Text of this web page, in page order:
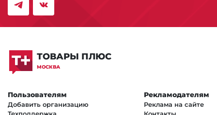
ТОВАРЫ ПЛЮС
МОСКВА
Пользователям
Добавить организацию
Рекламодателям
Реклама на сайте